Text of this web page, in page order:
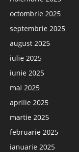
octombrie 2025
septembrie 2025
august 2025
iulie 2025
iunie 2025
mai 2025
aprilie 2025
martie 2025
februarie 2025
ianuarie 2025